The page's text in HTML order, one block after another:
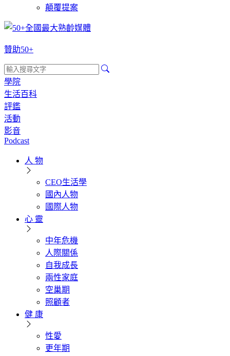
顛覆提案
贊助50+
學院
生活百科
評鑑
活動
影音
Podcast
人 物
CEO生活學
國內人物
國際人物
心 靈
中年危機
人際關係
自我成長
兩性家庭
空巢期
照顧者
健 康
性愛
更年期